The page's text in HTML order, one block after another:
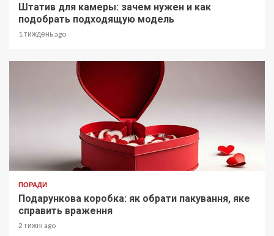
Штатив для камеры: зачем нужен и как
подобрать подходящую модель
1 тиждень ago
ПОРАДИ
Подарункова коробка: як обрати пакування, яке
справить враження
2 тижні ago